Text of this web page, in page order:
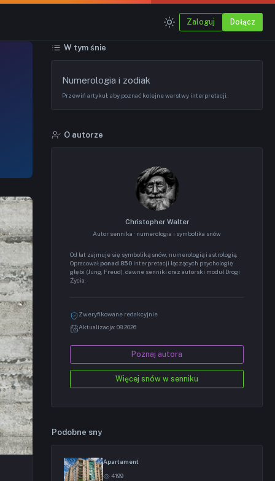
Zaloguj Dołącz
W tym śnie
Numerologia i zodiak
Przewiń artykuł, aby poznać kolejne warstwy interpretacji.
O autorze
Christopher Walter
Autor sennika · numerologia i symbolika snów
Od lat zajmuje się symboliką snów, numerologią i astrologią.
Opracował ponad 850 interpretacji łączących psychologię
głębi (Jung, Freud), dawne senniki oraz autorski moduł Drogi
Życia.
Zweryfikowane redakcyjnie
Aktualizacja: 08.2026
Poznaj autora
Więcej snów w senniku
Podobne sny
Apartament
4199